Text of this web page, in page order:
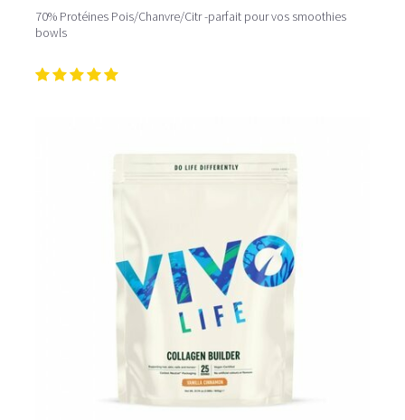
70% Protéines Pois/Chanvre/Citr -parfait pour vos smoothies
bowls